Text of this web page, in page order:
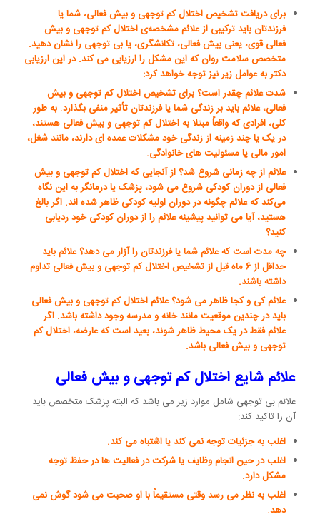
برای دریافت تشخیص اختلال کم توجهی و بیش فعالی، شما یا
فرزندتان باید ترکیبی از علائم مشخصه‌ی اختلال کم توجهی و بیش
فعالی قوی، یعنی بیش فعالی، تکانشگری، یا بی توجهی را نشان دهید.
متخصص سلامت روان که این مشکل را ارزیابی می کند. در این ارزیابی
دکتر به عوامل زیر نیز توجه خواهد کرد:
شدت علائم چقدر است؟ برای تشخیص اختلال کم توجهی و بیش
فعالی، علائم باید بر زندگی شما یا فرزندتان تأثیر منفی بگذارد. به طور
کلی، افرادی که واقعاً مبتلا به اختلال کم توجهی و بیش فعالی هستند،
در یک یا چند زمینه از زندگی خود مشکلات عمده ای دارند، مانند شغل،
امور مالی یا مسئولیت های خانوادگی.
علائم از چه زمانی شروع شد؟ از آنجایی که اختلال کم توجهی و بیش
فعالی از دوران کودکی شروع می شود، پزشک یا درمانگر به این نگاه
می‌کند که علائم چگونه در دوران اولیه کودکی ظاهر شده اند. اگر بالغ
هستید، آیا می توانید پیشینه علائم را از دوران کودکی خود ردیابی
کنید؟
چه مدت است که علائم شما یا فرزندتان را آزار می دهد؟ علائم باید
حداقل از 6 ماه قبل از تشخیص اختلال کم توجهی و بیش فعالی تداوم
داشته باشند.
علائم کی و کجا ظاهر می شود؟ علائم اختلال کم توجهی و بیش فعالی
باید در چندین موقعیت مانند خانه و مدرسه وجود داشته باشد. اگر
علائم فقط در یک محیط ظاهر شوند، بعید است که عارضه، اختلال کم
توجهی و بیش فعالی باشد.
علائم شایع اختلال کم توجهی و بیش فعالی
علائم بی توجهی شامل موارد زیر می باشد که البته پزشک متخصص باید
آن را تاکید کند:
اغلب به جزئیات توجه نمی کند یا اشتباه می کند.
اغلب در حین انجام وظایف یا شرکت در فعالیت ها در حفظ توجه
مشکل دارد.
اغلب به نظر می رسد وقتی مستقیماً با او صحبت می شود گوش نمی
دهد.